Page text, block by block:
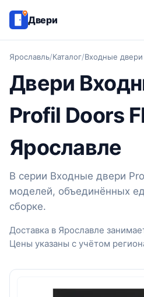
Двери
Ярославль/Каталог/Входные
Двери
Profil Doors
Ярославле
В серии Входные двери
моделей, объединённых
сборке.
Доставка в Ярославле
Цены указаны с учётом